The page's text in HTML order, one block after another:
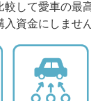
較して愛車の最
入資金にしませ